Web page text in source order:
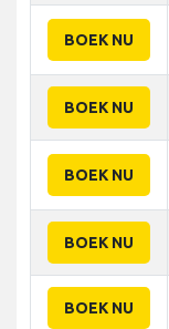
BOEK NU
BOEK NU
BOEK NU
BOEK NU
BOEK NU